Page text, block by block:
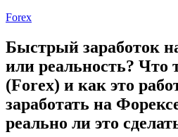
Forex
Быстрый заработок
или реальность? Что
(Forex) и как это
заработать на
реально ли это